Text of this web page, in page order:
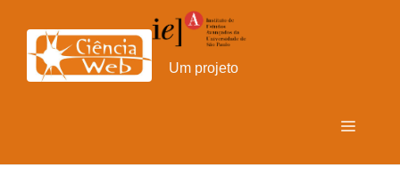
para
conteúdo
Um projeto
Menu